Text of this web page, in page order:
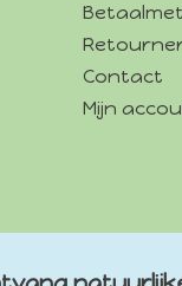
Contact
Mijn